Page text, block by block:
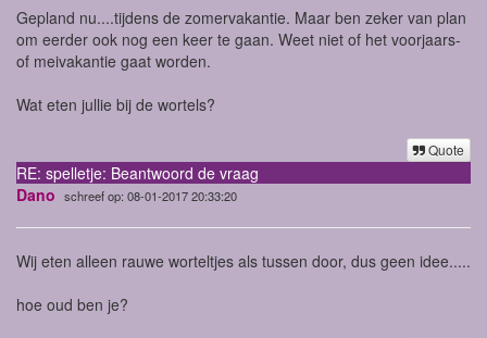
Gepland nu....tijdens de zomervakantie. Maar ben zeker van plan
om eerder ook nog een keer te gaan. Weet niet of het voorjaars-
of meivakantie gaat worden.
Wat eten jullie bij de wortels?
Quote
RE: spelletje: Beantwoord de vraag
Dano schreef op: 08-01-2017 20:33:20
Wij eten alleen rauwe worteltjes als tussen door, dus geen idee.....
hoe oud ben je?